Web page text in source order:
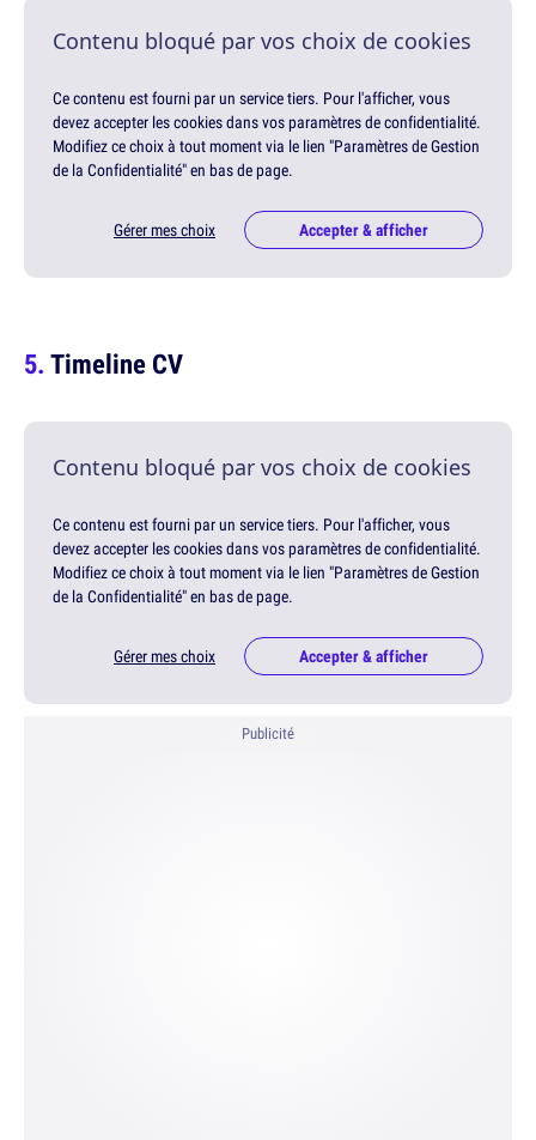
Contenu bloqué par vos choix de cookies
Ce contenu est fourni par un service tiers. Pour l'afficher, vous
devez accepter les cookies dans vos paramètres de confidentialité.
Modifiez ce choix à tout moment via le lien "Paramètres de Gestion
de la Confidentialité" en bas de page.
Gérer mes choix Accepter & afficher
Timeline CV
Contenu bloqué par vos choix de cookies
Ce contenu est fourni par un service tiers. Pour l'afficher, vous
devez accepter les cookies dans vos paramètres de confidentialité.
Modifiez ce choix à tout moment via le lien "Paramètres de Gestion
de la Confidentialité" en bas de page.
Gérer mes choix Accepter & afficher
Publicité